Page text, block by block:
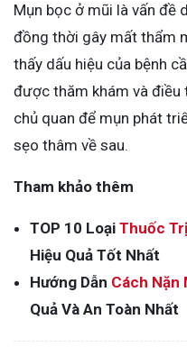
Mụn bọc ở mũi là vấn đề
đồng thời gây mất thẩm
thấy dấu hiệu của bệnh
được thăm khám và điều
chủ quan để mụn phát
sẹo thâm về sau.
Tham khảo thêm
TOP 10 Loại Thuốc
Hiệu Quả Tốt Nhất
Hướng Dẫn Cách Nặn
Quả Và An Toàn Nhất